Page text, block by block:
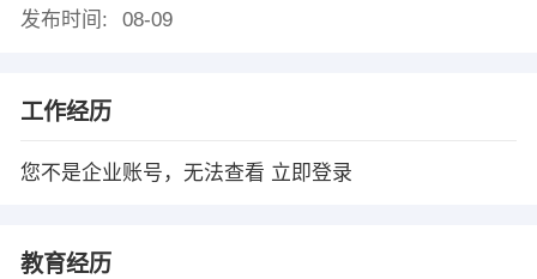
发布时间:
08-09
工作经历
您不是企业账号，无法查看 立即登录
教育经历